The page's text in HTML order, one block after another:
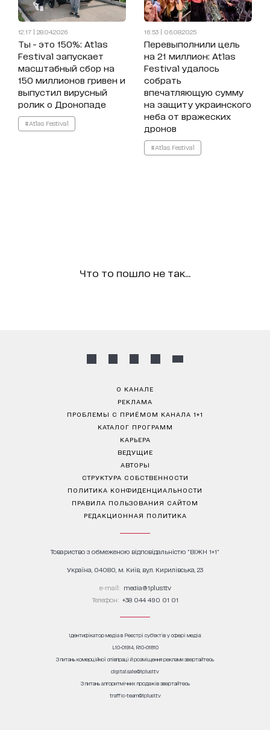
12:17 | 28.04.2026
Ты - это 150%: Atlas
Festival запускает
масштабный сбор на
150 миллионов гривен и
выпустил вирусный
ролик о Дронопаде
#Atlas Festival
16:53 | 06.08.2025
Перевыполнили цель
на 21 миллион: Atlas
Festival удалось
собрать
впечатляющую сумму
на защиту украинского
неба от вражеских
дронов
#Atlas Festival
Что то пошло не так...
О КАНАЛЕ
РЕКЛАМА
ПРОБЛЕМЫ С ПРИЁМОМ КАНАЛА 1+1
КАТАЛОГ ПРОГРАММ
КАРЬЕРА
ВЕДУЩИЕ
АВТОРЫ
СТРУКТУРА СОБСТВЕННОСТИ
ПОЛИТИКА КОНФИДЕНЦИАЛЬНОСТИ
ПРАВИЛА ПОЛЬЗОВАНИЯ САЙТОМ
РЕДАКЦИОННАЯ ПОЛИТИКА
Товариство з обмеженою відповідальністю "ВІЖН 1+1"
Україна, 04080, м. Київ, вул. Кирилівська, 23
е-mail: media@1plus1.tv
Телефон: +38 044 490 01 01
Ідентифікатор медіа в Реєстрі суб’єктів у сфері медіа:
L10-01914, R10-01810
З питань комерційної співпраці й розміщення реклами звертайтесь
digital.sale@1plus1.tv
З питань алгоритмічних продажів звертайтесь
traffic-team@1plus1.tv